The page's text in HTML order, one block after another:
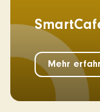
Mehr